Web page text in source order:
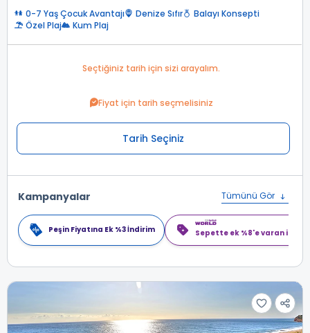
0-7 Yaş Çocuk Avantajı Denize Sıfır
Balayı Konsepti
Özel Plaj
Kum Plaj
Seçtiğiniz tarih için sizi arayalım.
Fiyat için tarih seçmelisiniz
Tarih Seçiniz
Kampanyalar Tümünü Gör
Peşin Fiyatına Ek %3 İndirim Sepette ek %8'e varan